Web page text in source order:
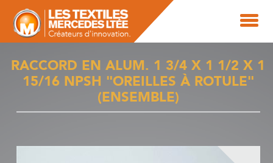
RACCORD EN ALUM. 1 3/4 X 1 1/2 X 1
15/16 NPSH "OREILLES À ROTULE"
(ENSEMBLE)